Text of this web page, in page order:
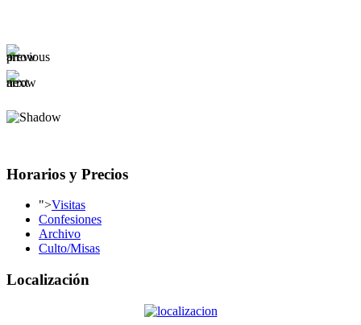
Horarios y Precios
">Visitas
Confesiones
Archivo
Culto/Misas
Localización